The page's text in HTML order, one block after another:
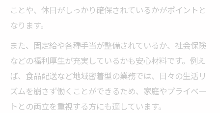
ことや、休日がしっかり確保されているかがポイントと
なります。
また、固定給や各種手当が整備されているか、社会保険
などの福利厚生が充実しているかも安心材料です。例え
ば、食品配送など地域密着型の業務では、日々の生活リ
ズムを崩さず働くことができるため、家庭やプライベー
トとの両立を重視する方にも適しています。